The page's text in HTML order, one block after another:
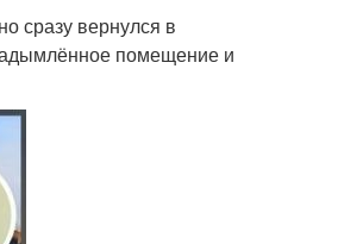
сразу вернулся в
помещение и